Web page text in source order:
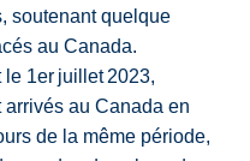
soutenant quelque
au Canada.
le 1er juillet 2023,
au Canada en
de la même période,